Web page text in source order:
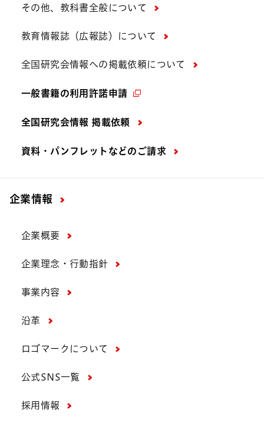
その他、教科書全般について
教育情報誌（広報誌）について
全国研究会情報への掲載依頼について
一般書籍の利用許諾申請
全国研究会情報 掲載依頼
資料・パンフレットなどの ご請求
企業情報
企業概要
企業理念・行動指針
事業内容
沿革
ロゴマークについて
公式SNS一覧
採用情報